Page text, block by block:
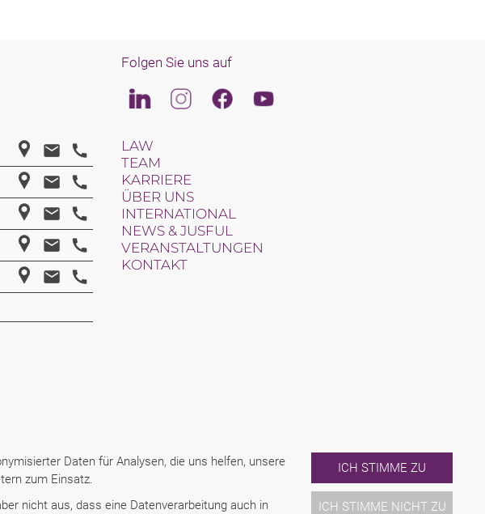
Daten für Analysen, die uns helfen, unsere
zum Einsatz.
nicht aus, dass eine Datenverarbeitung auch in
ICH STIMME ZU
ICH STIMME NICHT ZU
Folgen Sie uns auf
LinkedinInstagramFacebookYoutube
LAW
TEAM
KARRIERE
ÜBER UNS
INTERNATIONAL
NEWS & JUSFUL
VERANSTALTUNGEN
KONTAKT